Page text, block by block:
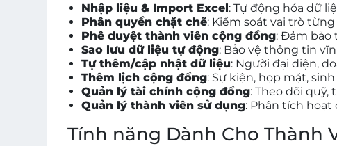
Nhập liệu & Import Excel: Tự động hóa dữ
Phân quyền chặt chẽ: Kiểm soát vai trò
Phê duyệt thành viên cộng đồng: Đảm bảo
Sao lưu dữ liệu tự động: Bảo vệ thông tin
Tự thêm/cập nhật dữ liệu: Người đại diện,
Thêm lịch cộng đồng: Sự kiện, họp mặt,
Quản lý tài chính cộng đồng: Theo dõi quỹ,
Quản lý thành viên sử dụng: Phân tích
Tính năng Dành Cho Thành